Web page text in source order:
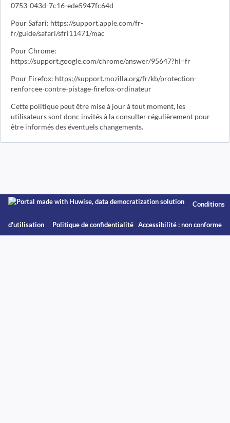
0753-043d-7c16-ede5947fc64d
Pour Safari: https://support.apple.com/fr-
fr/guide/safari/sfri11471/mac
Pour Chrome:
https://support.google.com/chrome/answer/95647?hl=fr
Pour Firefox: https://support.mozilla.org/fr/kb/protection-
renforcee-contre-pistage-firefox-ordinateur
Cette politique peut être mise à jour à tout moment, les
utilisateurs sont donc invités à la consulter régulièrement pour
être informés des éventuels changements.
Conditions
d'utilisation Politique de confidentialité Accessibilité : non conforme